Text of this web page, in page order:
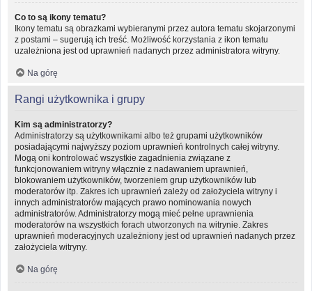
Co to są ikony tematu?
Ikony tematu są obrazkami wybieranymi przez autora tematu skojarzonymi
z postami – sugerują ich treść. Możliwość korzystania z ikon tematu
uzależniona jest od uprawnień nadanych przez administratora witryny.
Na górę
Rangi użytkownika i grupy
Kim są administratorzy?
Administratorzy są użytkownikami albo też grupami użytkowników
posiadającymi najwyższy poziom uprawnień kontrolnych całej witryny.
Mogą oni kontrolować wszystkie zagadnienia związane z
funkcjonowaniem witryny włącznie z nadawaniem uprawnień,
blokowaniem użytkowników, tworzeniem grup użytkowników lub
moderatorów itp. Zakres ich uprawnień zależy od założyciela witryny i
innych administratorów mających prawo nominowania nowych
administratorów. Administratorzy mogą mieć pełne uprawnienia
moderatorów na wszystkich forach utworzonych na witrynie. Zakres
uprawnień moderacyjnych uzależniony jest od uprawnień nadanych przez
założyciela witryny.
Na górę